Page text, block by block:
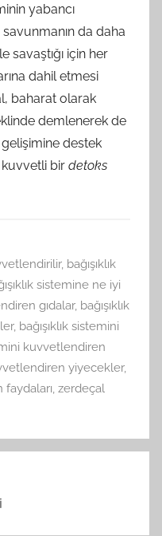
yabancı
da daha
savaştığı için her
dahil etmesi
baharat olarak
demlenerek de
gelişimine destek
kuvvetli bir detoks
, bağışıklık
sistemine ne iyi
gıdalar, bağışıklık
, bağışıklık sistemini
kuvvetlendiren
yiyecekler,
, zerdeçal